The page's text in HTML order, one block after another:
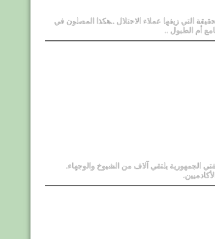
التي زيفها عملاء الاحتلال ..هكذا المصلون في
أم الطبول ..
الجمهورية يلتقي آلاف من الشيوخ والوجهاء.